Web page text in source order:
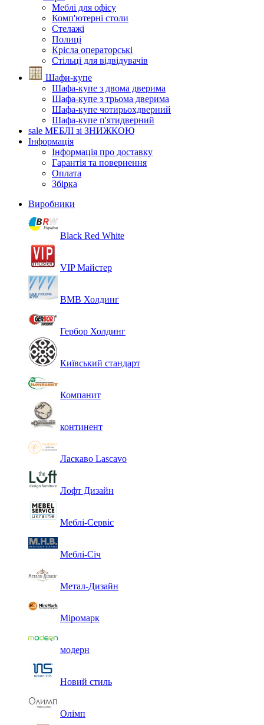
Меблі для офісу
Комп'ютерні столи
Стелажі
Полиці
Крісла операторські
Стільці для відвідувачів
Шафи-купе
Шафа-купе з двома дверима
Шафа-купе з трьома дверима
Шафа-купе чотирьохдверний
Шафа-купе п'ятидверний
sale МЕБЛІ зі ЗНИЖКОЮ
Інформація
Інформація про доставку
Гарантія та повернення
Оплата
Збірка
Виробники
Black Red White
VIP Майстер
ВМВ Холдинг
Гербор Холдинг
Київський стандарт
Компанит
континент
Ласкаво Lascavo
Лофт Дизайн
Меблі-Сервіс
Меблі-Січ
Метал-Дизайн
Міромарк
модерн
Новий стиль
Олімп